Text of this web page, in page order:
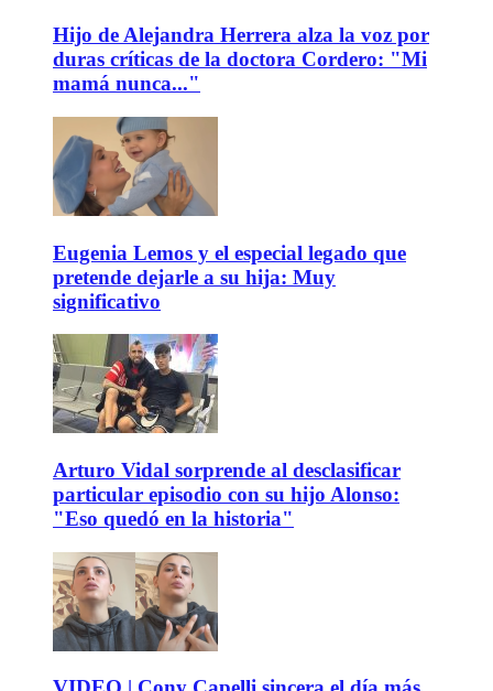
Hijo de Alejandra Herrera alza la voz por
duras críticas de la doctora Cordero: "Mi
mamá nunca..."
Eugenia Lemos y el especial legado que
pretende dejarle a su hija: Muy
significativo
Arturo Vidal sorprende al desclasificar
particular episodio con su hijo Alonso:
"Eso quedó en la historia"